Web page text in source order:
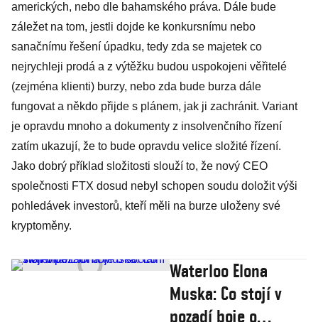
amerických, nebo dle bahamského práva. Dále bude
záležet na tom, jestli dojde ke konkursnímu nebo
sanačnímu řešení úpadku, tedy zda se majetek co
nejrychleji prodá a z výtěžku budou uspokojeni věřitelé
(zejména klienti) burzy, nebo zda bude burza dále
fungovat a někdo přijde s plánem, jak ji zachránit. Variant
je opravdu mnoho a dokumenty z insolvenčního řízení
zatím ukazují, že to bude opravdu velice složité řízení.
Jako dobrý příklad složitosti slouží to, že nový CEO
společnosti FTX dosud nebyl schopen soudu doložit výši
pohledávek investorů, kteří měli na burze uloženy své
kryptoměny.
Waterloo Elona
Muska: Co stojí v
pozadí boje o